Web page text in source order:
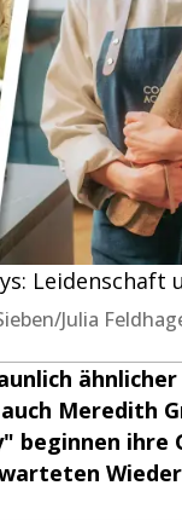
Leidenschaft
Julia
Meredith
beginnen ihre